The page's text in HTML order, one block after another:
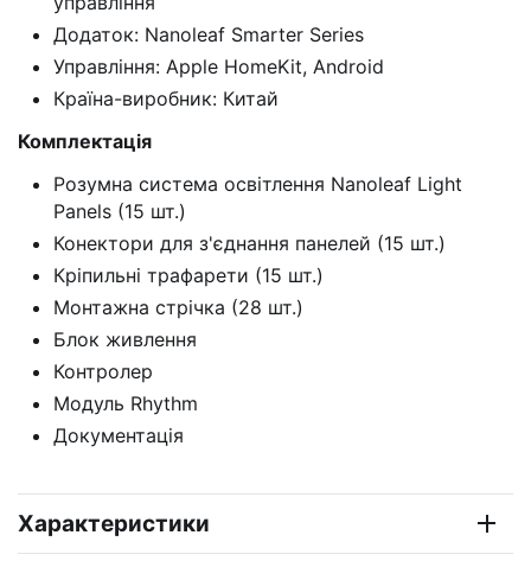
Додаток: Nanoleaf Smarter Series
Управління: Apple HomeKit, Android
Країна-виробник: Китай
Комплектація
Розумна система освітлення Nanoleaf Light
Panels (15 шт.)
Конектори для з'єднання панелей (15 шт.)
Кріпильні трафарети (15 шт.)
Монтажна стрічка (28 шт.)
Блок живлення
Контролер
Модуль Rhythm
Документація
Характеристики